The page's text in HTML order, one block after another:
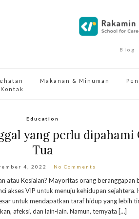
Blog
Makanan & Minuman
Kontak
Education
yang perlu dipahami
Tua
4, 2022 No Comments
atau Kesialan? Mayoritas orang beranggapan
akses VIP untuk menuju kehidupan sejahtera.
untuk mendapatkan taraf hidup yang lebih
afeksi, dan lain-lain. Namun, ternyata […]